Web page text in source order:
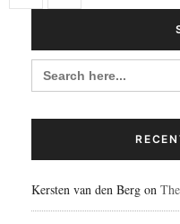
SEARCH
FOR:
Kersten van den Berg on